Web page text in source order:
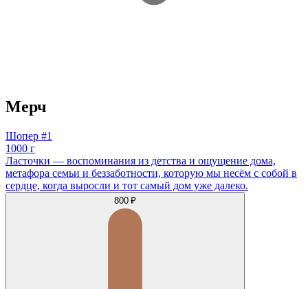
Мерч
Шопер #1
1000 г
Ласточки — воспоминания из детства и ощущение дома,
метафора семьи и беззаботности, которую мы несём с собой в
сердце, когда выросли и тот самый дом уже далеко.
800 ₽